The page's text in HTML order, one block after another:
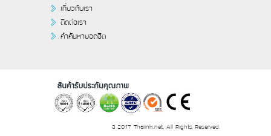
เกี่ยวกับเรา
ติดต่อเรา
คำค้นหายอดฮิต
© 2017 Thaiink.net, All Rights Reserved.